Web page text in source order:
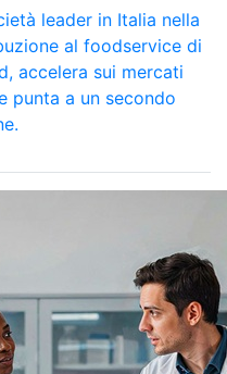
leader in Italia nella
al foodservice di
accelera sui mercati
punta a un secondo